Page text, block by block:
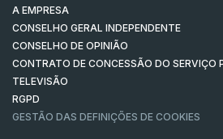
A EMPRESA
CONSELHO GERAL INDEPENDENTE
CONSELHO DE OPINIÃO
CONTRATO DE CONCESSÃO DO SERVIÇO
TELEVISÃO
RGPD
GESTÃO DAS DEFINIÇÕES DE COOKIES